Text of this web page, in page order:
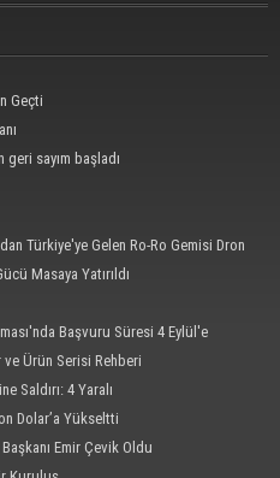
Geçti
geri sayım başladı
Türkiye'ye Gelen Ro-Ro Gemisi Dron
Masaya Yatırıldı
Başvuru Süresi 4 Eylül'e
Ürün Serisi Rehberi
Saldırı: 4 Yaralı
Dolar’a Yükseltti
Emir Çevik Oldu